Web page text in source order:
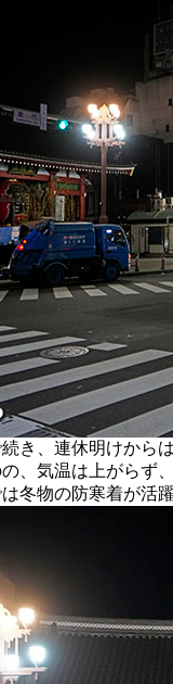
き、連休明けから
、気温は上がらず
冬物の防寒着が活